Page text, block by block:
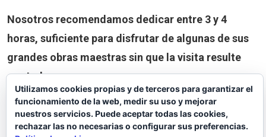
Nosotros recomendamos dedicar entre 3 y 4
horas, suficiente para disfrutar de algunas de sus
grandes obras maestras sin que la visita resulte
agotadora.
Obras imprescindibles del Louvre
Utilizamos cookies propias y de terceros para garantizar el
funcionamiento de la web, medir su uso y mejorar
nuestros servicios. Puede aceptar todas las cookies,
rechazar las no necesarias o configurar sus preferencias.